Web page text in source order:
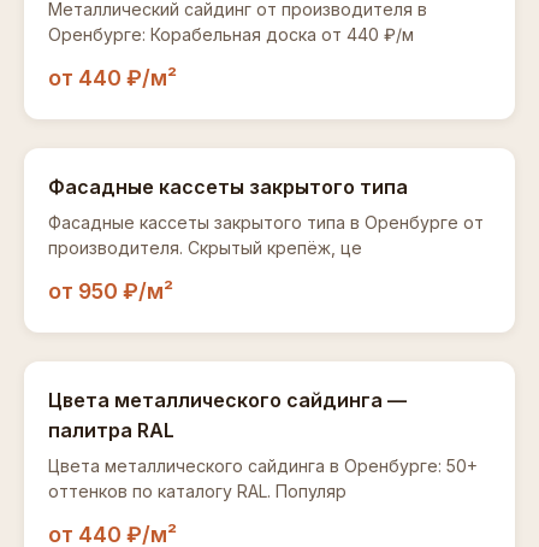
Металлический сайдинг от производителя в
Оренбурге: Корабельная доска от 440 ₽/м
от 440 ₽/м²
Фасадные кассеты закрытого типа
Фасадные кассеты закрытого типа в Оренбурге от
производителя. Скрытый крепёж, це
от 950 ₽/м²
Цвета металлического сайдинга —
палитра RAL
Цвета металлического сайдинга в Оренбурге: 50+
оттенков по каталогу RAL. Популяр
от 440 ₽/м²